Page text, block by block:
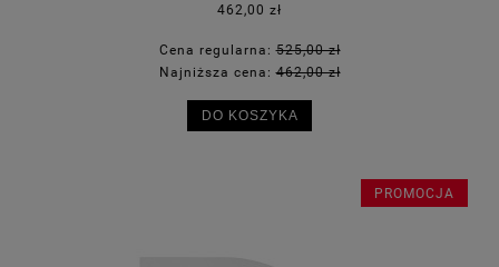
462,00 zł
Cena regularna:525,00 zł
Najniższa cena:462,00 zł
DO KOSZYKA
PROMOCJA